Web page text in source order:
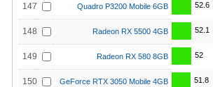
147 Quadro P3200 Mobile 6GB 52.6
148 Radeon RX 5500 4GB 52.1
149 Radeon RX 580 8GB 52
150 GeForce RTX 3050 Mobile 4GB 51.8